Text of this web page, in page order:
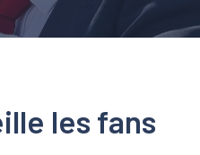
les fans